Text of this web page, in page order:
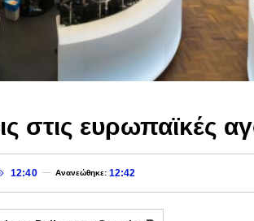
στις ευρωπαϊκές
12:40 Ανανεώθηκε:12:42